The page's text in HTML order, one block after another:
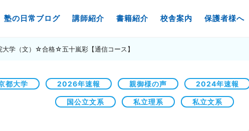
塾の日常ブログ 講師紹介 書籍紹介 校舎案内 保護者様へ
大学（文）☆合格☆五十嵐彩【通信コース】
都大学 2026年速報 親御様の声 2024年速報
国公立文系 私立理系 私立文系